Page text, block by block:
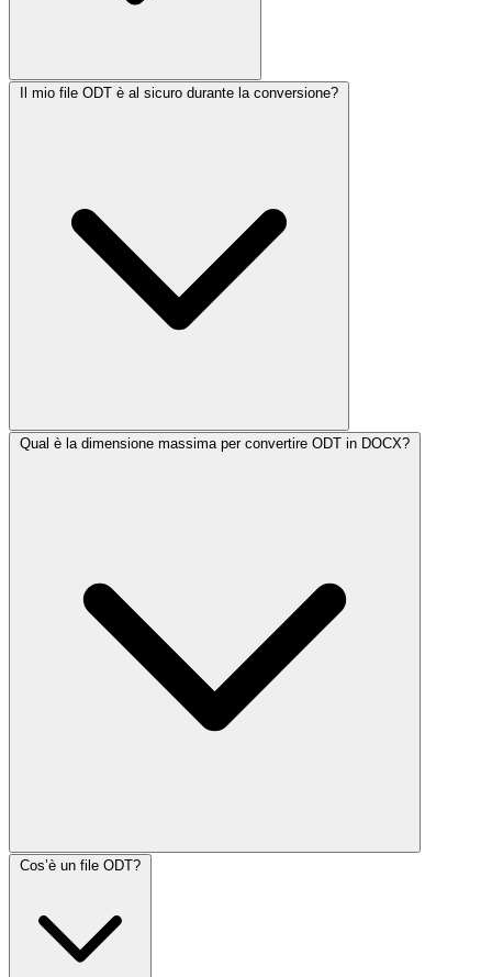
Il mio file ODT è al sicuro durante la conversione?
Qual è la dimensione massima per convertire ODT in DOCX?
Cos’è un file ODT?